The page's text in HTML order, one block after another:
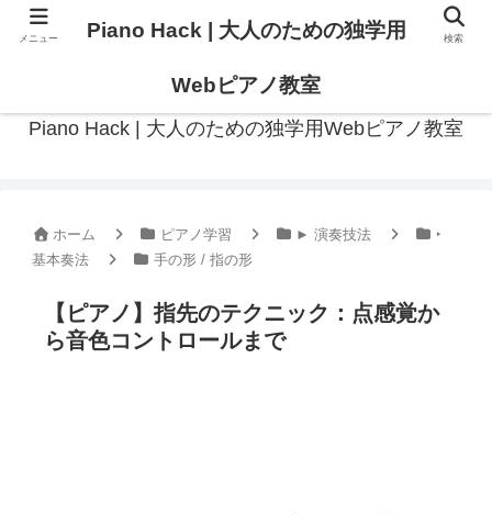
Piano Hack | 大人のための独学用Webピアノ教室
ホーム ピアノ学習 ► 演奏技法
‣
基本奏法
手の形 / 指の形
【ピアノ】指先のテクニック：点感覚か
ら音色コントロールまで
メニュー Piano Hack | 大人のための独学用
Webピアノ教室
検索